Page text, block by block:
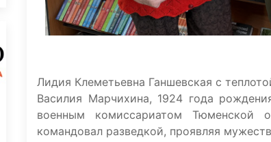
Лидия Клеметьевна Ганшевская с
Василия Марчихина, 1924 года
военным комиссариатом Тюменской
командовал разведкой, проявляя